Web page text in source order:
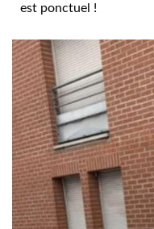
est ponctuel !